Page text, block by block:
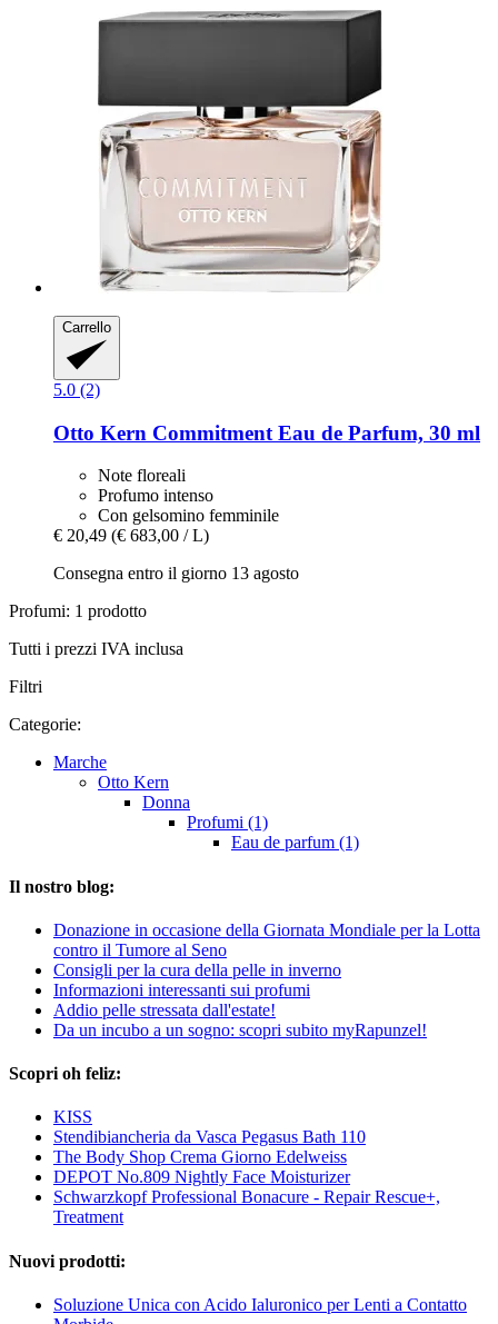
Carrello
5.0 (2)
Otto Kern Commitment Eau de Parfum, 30 ml
Note floreali
Profumo intenso
Con gelsomino femminile
€ 20,49 (€ 683,00 / L)
Consegna entro il giorno 13 agosto
Profumi: 1 prodotto
Tutti i prezzi IVA inclusa
Filtri
Categorie:
Marche
Otto Kern
Donna
Profumi (1)
Eau de parfum (1)
Il nostro blog:
Donazione in occasione della Giornata Mondiale per la Lotta
contro il Tumore al Seno
Consigli per la cura della pelle in inverno
Informazioni interessanti sui profumi
Addio pelle stressata dall'estate!
Da un incubo a un sogno: scopri subito myRapunzel!
Scopri oh feliz:
KISS
Stendibiancheria da Vasca Pegasus Bath 110
The Body Shop Crema Giorno Edelweiss
DEPOT No.809 Nightly Face Moisturizer
Schwarzkopf Professional Bonacure - Repair Rescue+,
Treatment
Nuovi prodotti:
Soluzione Unica con Acido Ialuronico per Lenti a Contatto